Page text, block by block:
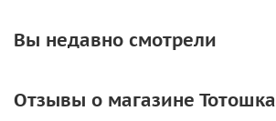
Вы недавно смотрели
Отзывы о магазине Тотошка